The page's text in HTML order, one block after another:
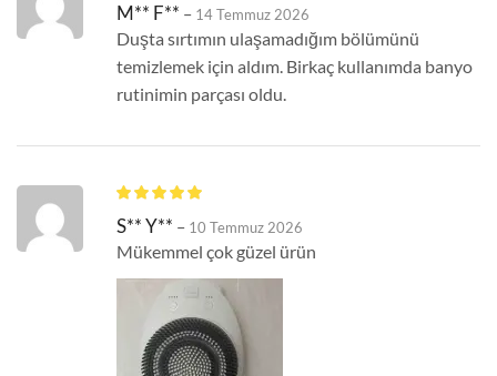
M** F** – 14 Temmuz 2026
Duşta sırtımın ulaşamadığım bölümünü
temizlemek için aldım. Birkaç kullanımda banyo
rutinimin parçası oldu.
S** Y** – 10 Temmuz 2026
Mükemmel çok güzel ürün